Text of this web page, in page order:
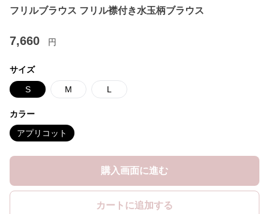
フリルブラウス フリル襟付き水玉柄ブラウス
7,660 円
サイズ
S M L
カラー
アプリコット
購入画面に進む
カートに追加する